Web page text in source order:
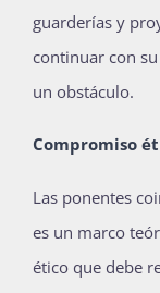
guarderías y
continuar con
un obstáculo.
Compromiso
Las ponentes
es un marco
ético que debe